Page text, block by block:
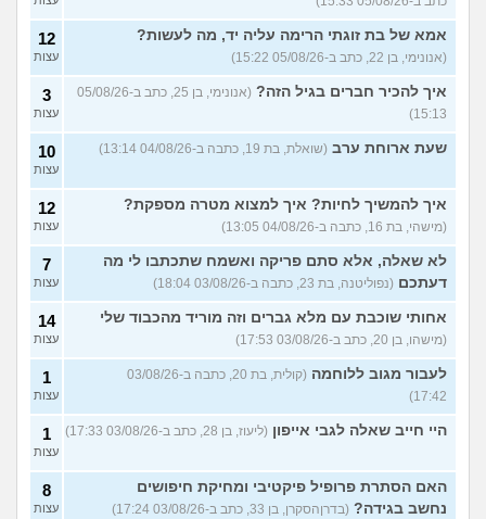
אמא של בת זוגתי הרימה עליה יד, מה לעשות?
(אנונימי, בן 22, כתב ב-05/08/26 15:22)
12
עצות
איך להכיר חברים בגיל הזה?
(אנונימי, בן 25, כתב ב-05/08/26
15:13)
3
עצות
שעת ארוחת ערב (שואלת, בת 19, כתבה ב-04/08/26 13:14) 10
עצות
איך להמשיך לחיות? איך למצוא מטרה מספקת?
(מישהי, בת 16, כתבה ב-04/08/26 13:05)
12
עצות
לא שאלה, אלא סתם פריקה ואשמח שתכתבו לי מה
דעתכם (נפוליטנה, בת 23, כתבה ב-03/08/26 18:04)
7
עצות
אחותי שוכבת עם מלא גברים וזה מוריד מהכבוד שלי
(מישהו, בן 20, כתב ב-03/08/26 17:53)
14
עצות
לעבור מגוב ללוחמה
(קולית, בת 20, כתבה ב-03/08/26
17:42)
1
עצות
היי חייב שאלה לגבי אייפון (ליעוז, בן 28, כתב ב-03/08/26 17:33) 1
עצות
האם הסתרת פרופיל פיקטיבי ומחיקת חיפושים
נחשב בגידה? (בדרןהסקרן, בן 33, כתב ב-03/08/26 17:24)
8
עצות